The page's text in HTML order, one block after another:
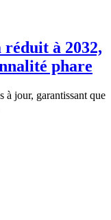
réduit à 2032,
phare
à jour, garantissant que